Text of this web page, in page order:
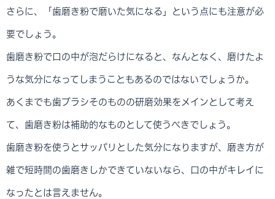
さらに、「歯磨き粉で磨いた気になる」という点にも注意が必
要でしょう。
歯磨き粉で口の中が泡だらけになると、なんとなく、磨けたよ
うな気分になってしまうこともあるのではないでしょうか。
あくまでも歯ブラシそのものの研磨効果をメインとして考え
て、歯磨き粉は補助的なものとして使うべきでしょう。
歯磨き粉を使うとサッパリとした気分になりますが、磨き方が
雑で短時間の歯磨きしかできていないなら、口の中がキレイに
なったとは言えません。